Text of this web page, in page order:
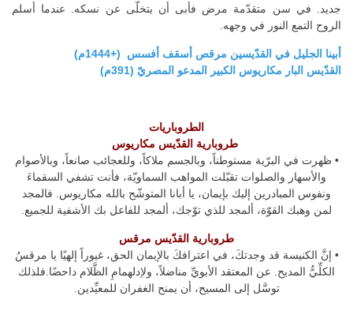
جديد. في سن متقدّمة مرض فأبى أن يتخلّى عن نسكه. عندما أسلم
الروح التمع النور في وجهه.
أبينا الجليل في القدّيسين مرقص أسقف أفسس (+1444م)
القدّيس البار مكاريوس الكبير المدعو المصريّ (391م)
الطروباريات
طروبارية القدّيس مكاريوس
• ظهرت في البرّية مستوطناً، وبالجسم ملاكاً، وللعجائب صانعاً، وبالأصوام
والأسهار والصلوات تقبّلت المواهب السماويّة، فأنت تشفي السقماءَ
ونفوس المبادرين إليك بإيمان، يا أبانا المتوشّح بالله مكاريوس. فالمجد
لمن وهبك القوّة، ألمجد للذي توّجك، ألمجد للفاعل بك الأشفية للجميع.
طروبارية القدّيس مرقس
• إنَّ الكنيسة قد وجدتكَ، في اعترافكَ بالإيمان الحق، غيوراً إلهيًا يا مرقسُ
الكلِّيُّ المديح. عن المعتقد الأبويِّ مناضلاً، ولاِدلهمامِ الظَّلام داحضًا.فلذلك
توسَّل إلى المسيح، أن يمنح الغفران للمعيِّدين.